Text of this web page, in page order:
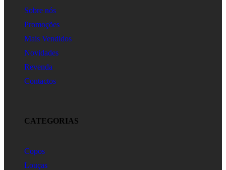
Sobre nós
Promoções
Mais Vendidos
Novidades
Revenda
Contactos
CATEGORIAS
Copos
Louças